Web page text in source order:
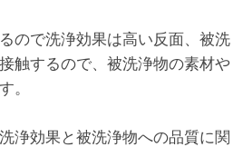
ので洗浄効果は高い反面、被洗
触するので、被洗浄物の素材や
。
浄効果と被洗浄物への品質に関